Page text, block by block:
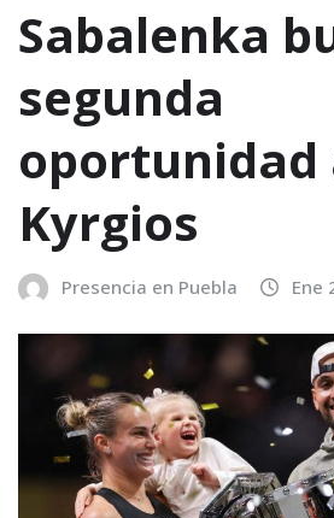
Sabalenka
segunda
oportunidad
Kyrgios
Presencia en Puebla Ene